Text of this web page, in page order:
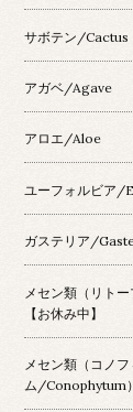
サボテン/Cactus
アガベ/Agave
アロエ/Aloe
ユーフォルビア/
ガステリア/
メセン類（リト
【お休み中】
メセン類（コノフ
ム/Conophytum